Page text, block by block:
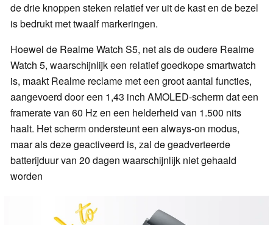
de drie knoppen steken relatief ver uit de kast en de bezel
is bedrukt met twaalf markeringen.
Hoewel de Realme Watch S5, net als de oudere Realme
Watch 5, waarschijnlijk een relatief goedkope smartwatch
is, maakt Realme reclame met een groot aantal functies,
aangevoerd door een 1,43 inch AMOLED-scherm dat een
framerate van 60 Hz en een helderheid van 1.500 nits
haalt. Het scherm ondersteunt een always-on modus,
maar als deze geactiveerd is, zal de geadverteerde
batterijduur van 20 dagen waarschijnlijk niet gehaald
worden